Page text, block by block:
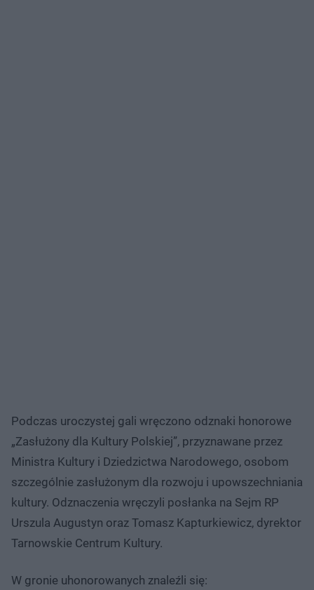
Podczas uroczystej gali wręczono odznaki honorowe
„Zasłużony dla Kultury Polskiej”, przyznawane przez
Ministra Kultury i Dziedzictwa Narodowego, osobom
szczególnie zasłużonym dla rozwoju i upowszechniania
kultury. Odznaczenia wręczyli posłanka na Sejm RP
Urszula Augustyn oraz Tomasz Kapturkiewicz, dyrektor
Tarnowskie Centrum Kultury.
W gronie uhonorowanych znaleźli się: